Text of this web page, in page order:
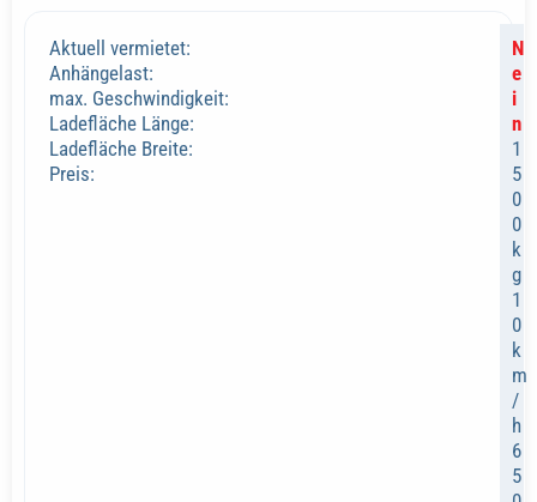
Aktuell vermietet:
Anhängelast:
max. Geschwindigkeit:
Ladefläche Länge:
Ladefläche Breite:
Preis:
N
e
i
n
1
5
0
0
k
g
1
0
k
m
/
h
6
5